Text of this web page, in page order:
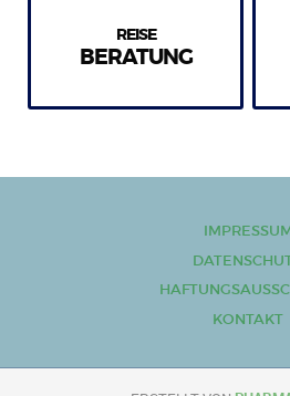
REISE
BERATUNG
KONTAKT